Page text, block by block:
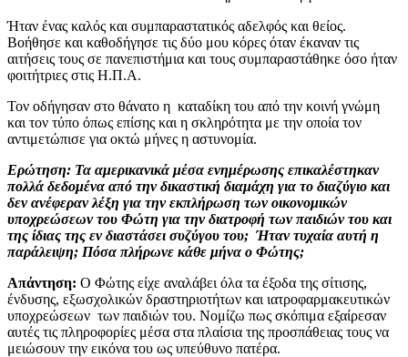
Ήταν ένας καλός και συμπαραστατικός αδελφός και θείος.
Βοήθησε και καθοδήγησε τις δύο μου κόρες όταν έκαναν τις
αιτήσεις τους σε πανεπιστήμια και τους συμπαραστάθηκε όσο ήταν
φοιτήτριες στις Η.Π.Α.
Τον οδήγησαν στο θάνατο η καταδίκη του από την κοινή γνώμη
και τον τύπο όπως επίσης και η σκληρότητα με την οποία τον
αντιμετώπισε για οκτώ μήνες η αστυνομία.
Ερώτηση: Τα αμερικανικά μέσα ενημέρωσης επικαλέστηκαν
πολλά δεδομένα από την δικαστική διαμάχη για το διαζύγιο και
δεν ανέφεραν λέξη για την εκπλήρωση των οικονομικών
υποχρεώσεων του Φώτη για την διατροφή των παιδιών του και
της ίδιας της εν διαστάσει συζύγου του; Ήταν τυχαία αυτή η
παράλειψη; Πόσα πλήρωνε κάθε μήνα ο Φώτης;
Απάντηση: Ο Φώτης είχε αναλάβει όλα τα έξοδα της σίτισης,
ένδυσης, εξωσχολικών δραστηριοτήτων και ιατροφαρμακευτικών
υποχρεώσεων των παιδιών του. Νομίζω πως σκόπιμα εξαίρεσαν
αυτές τις πληροφορίες μέσα στα πλαίσια της προσπάθειας τους να
μειώσουν την εικόνα του ως υπεύθυνο πατέρα.